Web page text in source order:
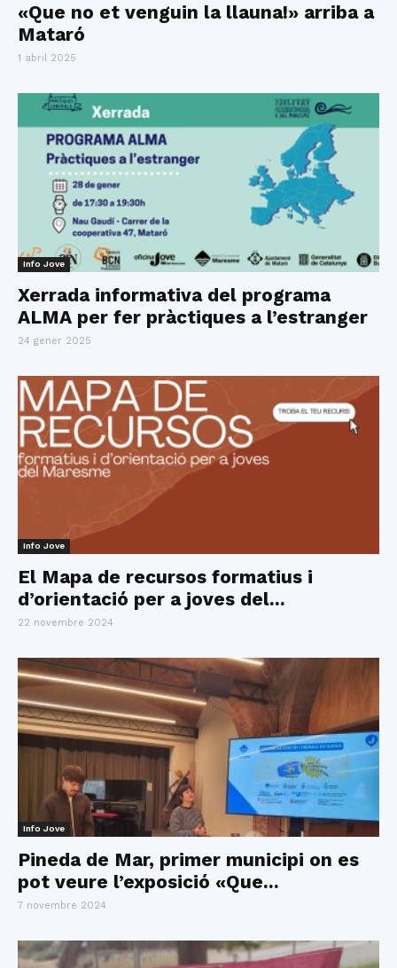
«Que no et venguin la llauna!» arriba a
Mataró
1 abril 2025
Info Jove
Xerrada informativa del programa
ALMA per fer pràctiques a l’estranger
24 gener 2025
Info Jove
El Mapa de recursos formatius i
d’orientació per a joves del...
22 novembre 2024
Info Jove
Pineda de Mar, primer municipi on es
pot veure l’exposició «Que...
7 novembre 2024